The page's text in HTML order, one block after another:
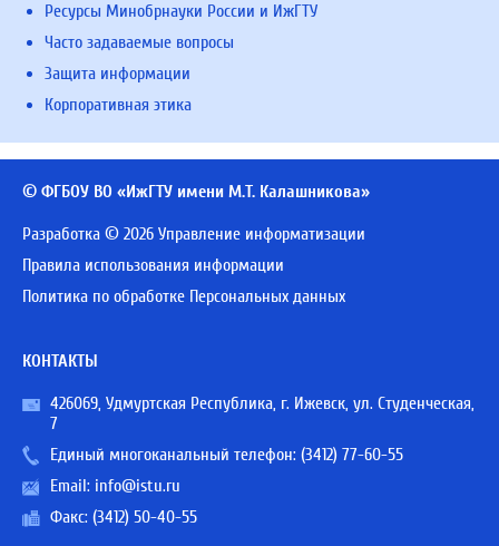
Ресурсы Минобрнауки России и ИжГТУ
Часто задаваемые вопросы
Защита информации
Корпоративная этика
© ФГБОУ ВО «ИжГТУ имени М.Т. Калашникова»
Разработка © 2026 Управление информатизации
Правила использования информации
Политика по обработке Персональных данных
КОНТАКТЫ
426069, Удмуртская Республика, г. Ижевск, ул. Студенческая,
7
Единый многоканальный телефон: (3412) 77-60-55
Email: info@istu.ru
Факс: (3412) 50-40-55